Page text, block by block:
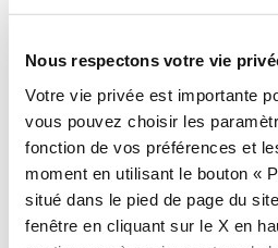
Nous respectons votre vie
Votre vie privée est importante
vous pouvez choisir les
fonction de vos préférences et
moment en utilisant le bouton «
situé dans le pied de page du
fenêtre en cliquant sur le X en
Informations
home Où
Museo Diocesano
Popiglio